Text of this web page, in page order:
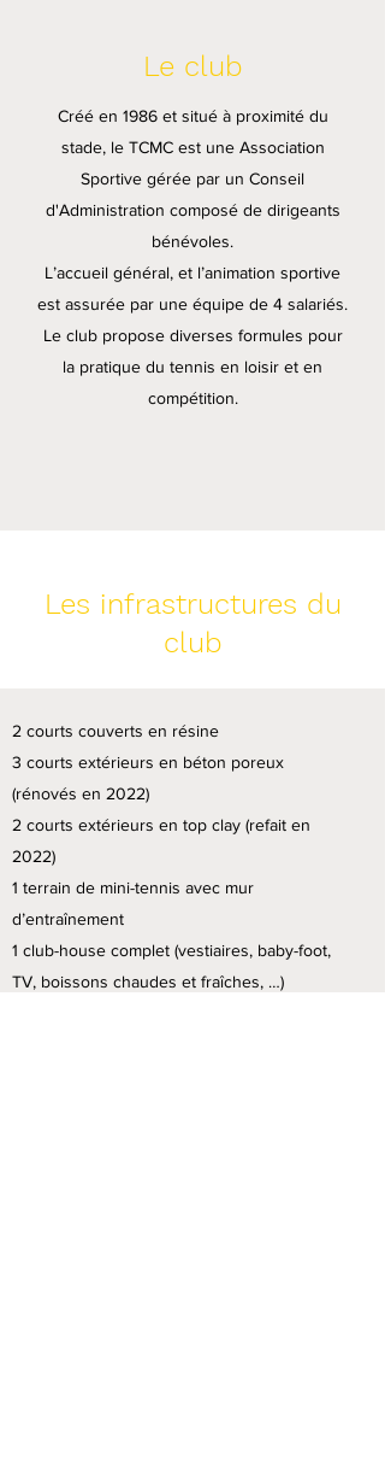
Le club
Créé en 1986 et situé à proximité du
stade, le TCMC est une Association
Sportive gérée par un Conseil
d'Administration composé de dirigeants
bénévoles.
L’accueil général, et l’animation sportive
est assurée par une équipe de 4 salariés.
Le club propose diverses formules pour
la pratique du tennis en loisir et en
compétition.
Les infrastructures du
club
2 courts couverts en résine
3 courts extérieurs en béton poreux
(rénovés en 2022)
2 courts extérieurs en top clay (refait en
2022)
1 terrain de mini-tennis avec mur
d’entraînement
1 club-house complet (vestiaires, baby-foot,
TV, boissons chaudes et fraîches, …)